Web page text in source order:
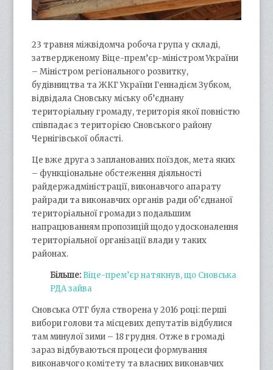
23 травня міжвідомча робоча група у складі,
затвердженому Віце-прем’єр-міністром України
– Міністром регіонального розвитку,
будівництва та ЖКГ України Геннадієм Зубком,
відвідала Сновську міську об’єднану
територіальну громаду, територія якої повністю
співпадає з територією Сновського району
Чернігівської області.
Це вже друга з запланованих поїздок, мета яких
– функціональне обстеження діяльності
райдержадміністрації, виконавчого апарату
райради та виконавчих органів ради об’єднаної
територіальної громади з подальшим
напрацюванням пропозицій щодо удосконалення
територіальної організації влади у таких
районах.
Більше: Віце-прем’єр натякнув, що Сновська
РДА зайва
Сновська ОТГ була створена у 2016 році: перші
вибори голови та місцевих депутатів відбулися
там минулої зими – 18 грудня. Отже в громаді
зараз відбуваються процеси формування
виконавчого комітету та власних виконавчих